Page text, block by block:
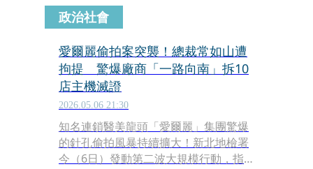
政治社會
愛爾麗偷拍案突襲！總裁常如山遭
拘提 驚爆廠商「一路向南」拆10
店主機滅證
2026.05.06 21:30
知名連鎖醫美龍頭「愛爾麗」集團驚爆
的針孔偷拍風暴持續擴大！新北地檢署
今（6日）發動第二波大規模行動，指